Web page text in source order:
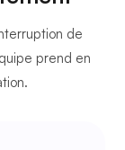
de
prend en